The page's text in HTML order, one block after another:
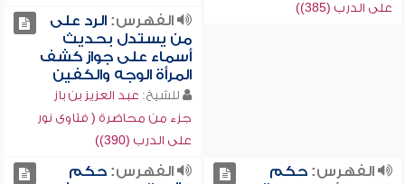
على الدرب (385))
الفهرس:الرد على
من يستدل بحديث
أسماء على جواز كشف
المرأة الوجه والكفين
للشيخ: عبد العزيز بن باز
جزء من محاضرة ( فتاوى نور
على الدرب (390))
الفهرس:حكم
الفهرس:حكم